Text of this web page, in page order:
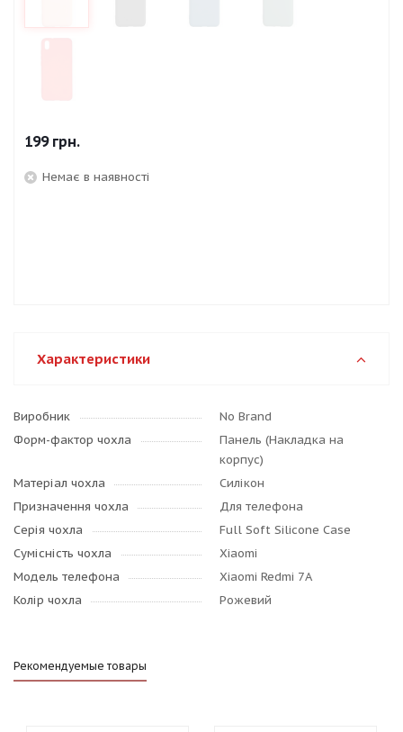
199грн.
Немає в наявності
Характеристики
Виробник
No Brand
Форм-фактор чохла
Панель (Накладка на
корпус)
Матеріал чохла
Силікон
Призначення чохла
Для телефона
Серія чохла
Full Soft Silicone Case
Сумісність чохла
Xiaomi
Модель телефона
Xiaomi Redmi 7A
Колір чохла
Рожевий
Рекомендуемые товары